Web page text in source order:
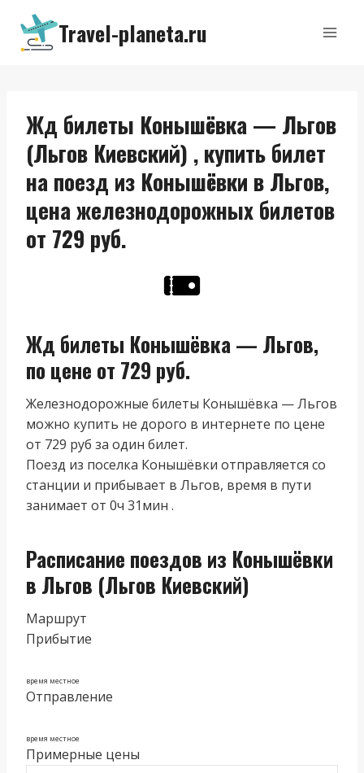
Перейти
содержимому
Travel-planeta.ru
Жд билеты Конышёвка — Льгов
(Льгов Киевский) , купить билет
на поезд из Конышёвки в Льгов,
цена железнодорожных билетов
от 729 руб.
Жд билеты Конышёвка — Льгов,
по цене от 729 руб.
Железнодорожные билеты Конышёвка — Льгов
можно купить не дорого в интернете по цене
от 729 руб за один билет.
Поезд из поселка Конышёвки отправляется со
станции и прибывает в Льгов, время в пути
занимает от 0ч 31мин .
Расписание поездов из Конышёвки
в Льгов (Льгов Киевский)
Маршрут
Прибытие
время местное
Отправление
время местное
Примерные цены